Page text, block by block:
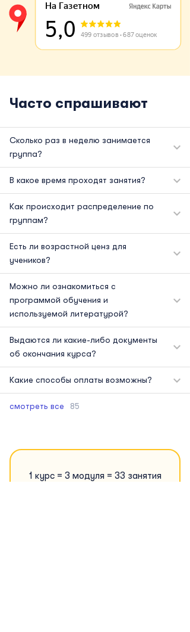
Часто спрашивают
Сколько раз в неделю занимается
группа?
В какое время проходят занятия?
Как происходит распределение по
группам?
Есть ли возрастной ценз для
учеников?
Можно ли ознакомиться с
программой обучения и
используемой литературой?
Выдаются ли какие-либо документы
об окончания курса?
Какие способы оплаты возможны?
смотреть все 85
1 курс = 3 модуля = 33 занятия